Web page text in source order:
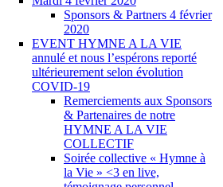
Sponsors & Partners 4 février
2020
EVENT HYMNE A LA VIE
annulé et nous l’espérons reporté
ultérieurement selon évolution
COVID-19
Remerciements aux Sponsors
& Partenaires de notre
HYMNE A LA VIE
COLLECTIF
Soirée collective « Hymne à
la Vie » <3 en live,